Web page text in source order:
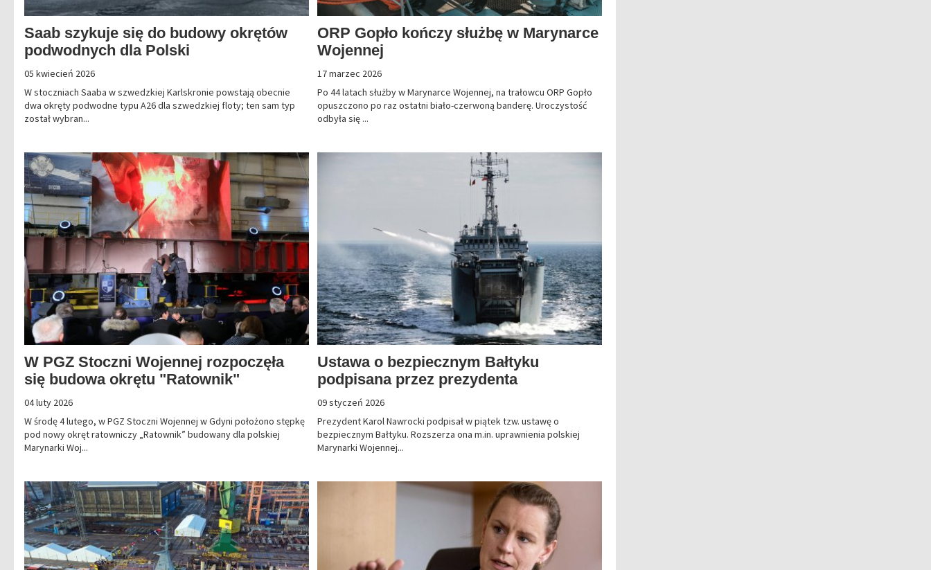
Saab szykuje się do budowy okrętów
podwodnych dla Polski
05 kwiecień 2026
W stoczniach Saaba w szwedzkiej Karlskronie powstają obecnie
dwa okręty podwodne typu A26 dla szwedzkiej floty; ten sam typ
został wybran...
ORP Gopło kończy służbę w Marynarce
Wojennej
17 marzec 2026
Po 44 latach służby w Marynarce Wojennej, na trałowcu ORP Gopło
opuszczono po raz ostatni biało-czerwoną banderę. Uroczystość
odbyła się ...
W PGZ Stoczni Wojennej rozpoczęła
się budowa okrętu "Ratownik"
04 luty 2026
W środę 4 lutego, w PGZ Stoczni Wojennej w Gdyni położono stępkę
pod nowy okręt ratowniczy „Ratownik” budowany dla polskiej
Marynarki Woj...
Ustawa o bezpiecznym Bałtyku
podpisana przez prezydenta
09 styczeń 2026
Prezydent Karol Nawrocki podpisał w piątek tzw. ustawę o
bezpiecznym Bałtyku. Rozszerza ona m.in. uprawnienia polskiej
Marynarki Wojennej...